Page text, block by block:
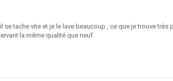
tache vite et je le lave beaucoup , ce que je trouve très
la même qualité que neuf.